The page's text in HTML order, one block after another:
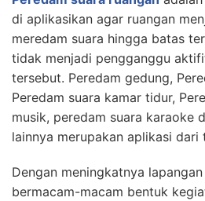
di aplikasikan agar ruangan
meredam suara hingga batas
tidak menjadi pengganggu
tersebut. Peredam gedung,
Peredam suara kamar tidur,
musik, peredam suara karaoke
lainnya merupakan aplikasi dari
Dengan meningkatnya
bermacam-macam bentuk